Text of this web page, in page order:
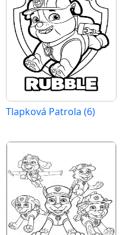
Tlapková Patrola (6)